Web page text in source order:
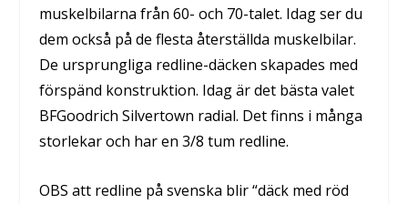
muskelbilarna från 60- och 70-talet. Idag ser du
dem också på de flesta återställda muskelbilar.
De ursprungliga redline-däcken skapades med
förspänd konstruktion. Idag är det bästa valet
BFGoodrich Silvertown radial. Det finns i många
storlekar och har en 3/8 tum redline.
OBS att redline på svenska blir “däck med röd